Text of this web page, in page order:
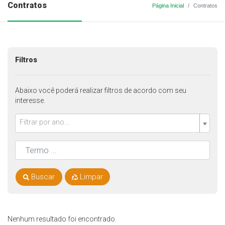
Contratos Página Inicial Contratos
Nenhum resultado foi encontrado.
Filtros
Abaixo você poderá realizar filtros de acordo com seu
interesse.
Filtrar por ano...
Buscar Limpar